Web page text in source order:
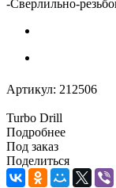
-Сверлильно-
Артикул: 212506
Turbo Drill
Подробнее
Под заказ
Поделиться